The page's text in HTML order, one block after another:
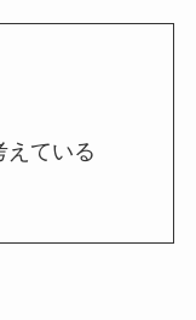
えている